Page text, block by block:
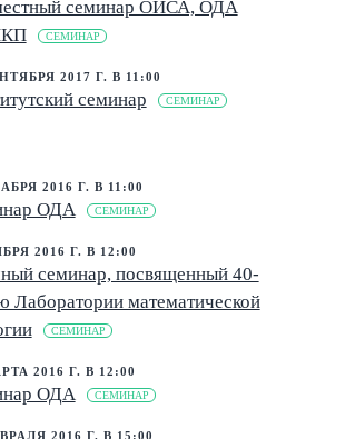
семинар ОИСА, ОДА
СЕМИНАР
2017 Г. В 11:00
семинар СЕМИНАР
2016 Г. В 11:00
ОДА СЕМИНАР
2016 Г. В 12:00
семинар, посвященный 40-
Лаборатории математической
СЕМИНАР
2016 Г. В 12:00
ОДА СЕМИНАР
2016 Г. В 15:00